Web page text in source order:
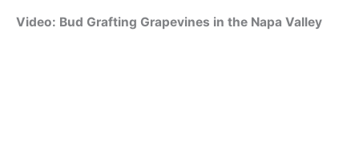
Video: Bud Grafting Grapevines in the Napa Valley